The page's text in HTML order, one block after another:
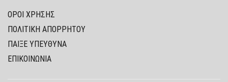
ΌΡΟΙ ΧΡΉΣΗΣ
ΠΟΛΙΤΙΚΉ ΑΠΟΡΡΉΤΟΥ
ΠΑΊΞΕ ΥΠΕΎΘΥΝΑ
ΕΠΙΚΟΙΝΩΝΙΑ